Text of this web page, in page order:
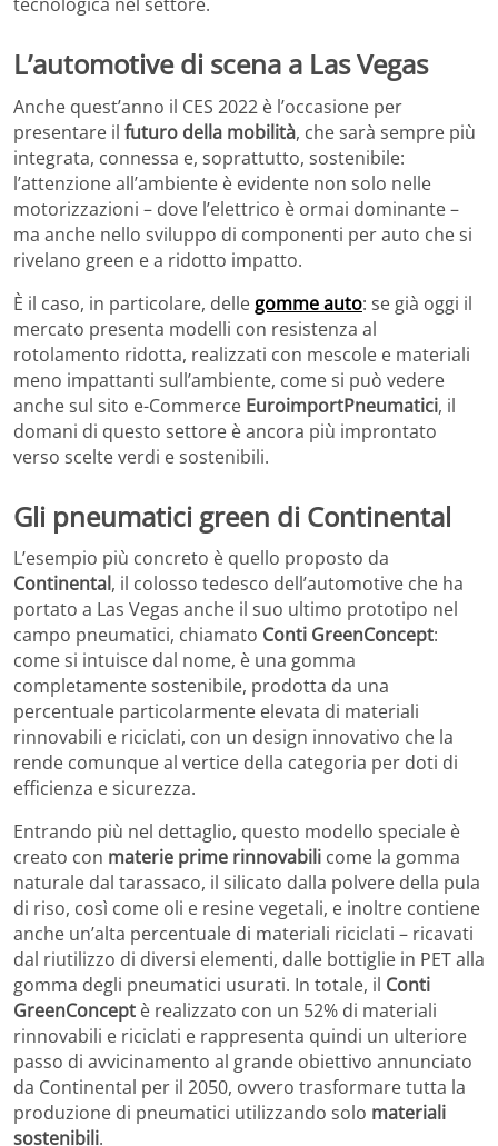
L’automotive di scena a Las Vegas
Anche quest’anno il CES 2022 è l’occasione per
presentare il futuro della mobilità, che sarà sempre più
integrata, connessa e, soprattutto, sostenibile:
l’attenzione all’ambiente è evidente non solo nelle
motorizzazioni – dove l’elettrico è ormai dominante –
ma anche nello sviluppo di componenti per auto che si
rivelano green e a ridotto impatto.
È il caso, in particolare, delle gomme auto: se già oggi il
mercato presenta modelli con resistenza al
rotolamento ridotta, realizzati con mescole e materiali
meno impattanti sull’ambiente, come si può vedere
anche sul sito e-Commerce EuroimportPneumatici, il
domani di questo settore è ancora più improntato
verso scelte verdi e sostenibili.
Gli pneumatici green di Continental
L’esempio più concreto è quello proposto da
Continental, il colosso tedesco dell’automotive che ha
portato a Las Vegas anche il suo ultimo prototipo nel
campo pneumatici, chiamato Conti GreenConcept:
come si intuisce dal nome, è una gomma
completamente sostenibile, prodotta da una
percentuale particolarmente elevata di materiali
rinnovabili e riciclati, con un design innovativo che la
rende comunque al vertice della categoria per doti di
efficienza e sicurezza.
Entrando più nel dettaglio, questo modello speciale è
creato con materie prime rinnovabili come la gomma
naturale dal tarassaco, il silicato dalla polvere della pula
di riso, così come oli e resine vegetali, e inoltre contiene
anche un’alta percentuale di materiali riciclati – ricavati
dal riutilizzo di diversi elementi, dalle bottiglie in PET alla
gomma degli pneumatici usurati. In totale, il Conti
GreenConcept è realizzato con un 52% di materiali
rinnovabili e riciclati e rappresenta quindi un ulteriore
passo di avvicinamento al grande obiettivo annunciato
da Continental per il 2050, ovvero trasformare tutta la
produzione di pneumatici utilizzando solo materiali
sostenibili.